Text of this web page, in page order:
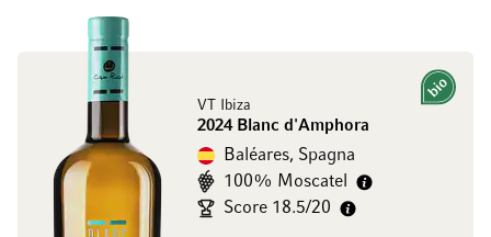
VT Ibiza
2024 Blanc d'Amphora
Bio
Baléares, Spagna
100% Moscatel
Score 18.5/20